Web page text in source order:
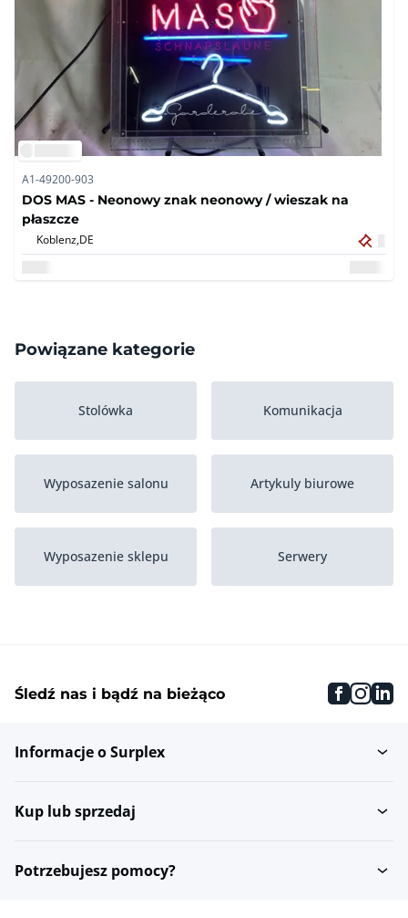
A1-49200-903
DOS MAS - Neonowy znak neonowy / wieszak na
płaszcze
Koblenz,DE
Powiązane kategorie
Stolówka Komunikacja
Wyposazenie salonu Artykuly biurowe
Wyposazenie sklepu Serwery
Zapiecia Ramki banerów
Śledź nas i bądź na bieżąco
Informacje o Surplex
Kup lub sprzedaj
Potrzebujesz pomocy?